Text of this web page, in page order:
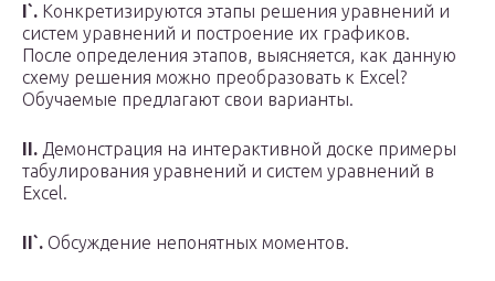
I`. Конкретизируются этапы решения уравнений и
систем уравнений и построение их графиков.
После определения этапов, выясняется, как данную
схему решения можно преобразовать к Excel?
Обучаемые предлагают свои варианты.
II. Демонстрация на интерактивной доске примеры
табулирования уравнений и систем уравнений в
Excel.
II`. Обсуждение непонятных моментов.